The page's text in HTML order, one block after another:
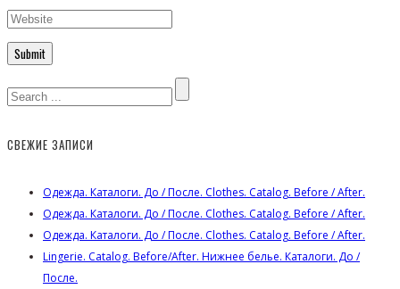
СВЕЖИЕ ЗАПИСИ
Одежда. Каталоги. До / После. Clothes. Catalog. Before / After.
Одежда. Каталоги. До / После. Clothes. Catalog. Before / After.
Одежда. Каталоги. До / После. Clothes. Catalog. Before / After.
Lingerie. Catalog. Before/After. Нижнее белье. Каталоги. До /
После.